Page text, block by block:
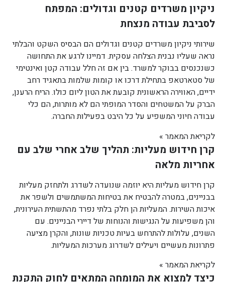
ניקיון משרדים קטנים וגדולים: המפתח
לסביבת עבודה מנצחת
שירותי ניקיון משרדים קטנים וגדולים הם הבסיס השקט והבלתי
נראה שעליו נבנית הצלחה עסקית. דמיינו לרגע את התחושה
כשנכנסים בבוקר למשרד. בין אם זה חלל עבודה קטן ואינטימי
של סטארטאפ בתחילת דרכו או קומות שלמות בתאגיד רחב
ידיים, האווירה הראשונית קובעת את הטון ליום כולו. הריח הרענן,
הברק על המשטחים והסדר המופתי הם לא מותרות, הם כלי
עבודה חיוני המשפיע על כל היבט בפעילות החברה.
לקריאת המאמר »
קרן חידוש מעליות: תהליך שלב אחרי שלב עם
אחריות מלאה
קרן חידוש מעליות היא יוזמה שנועדה לשדרג ולתחזק מעליות
בבניינים, במטרה להבטיח את בטיחות המשתמשים ולשפר את
איכות השירות. המעליות הן חלק בלתי נפרד מהתשתית העירונית,
והן משפיעות על הנגישות והנוחות של דיירי הבניינים. עם
השנים, עלולות להתרחש בעיות טכניות שונות, והקרן מציעה
פתרונות מעשיים ויעילים לשדרוג מערכות המעליות.
לקריאת המאמר »
כיצד למצוא את המומחה המתאים לחוק התקנת